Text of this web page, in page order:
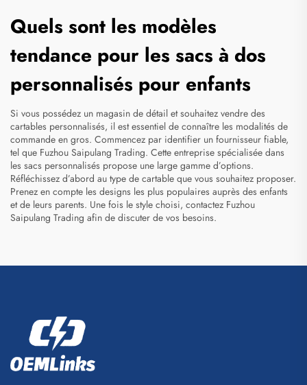
Quels sont les modèles
tendance pour les sacs à dos
personnalisés pour enfants
Si vous possédez un magasin de détail et souhaitez vendre des
cartables personnalisés, il est essentiel de connaître les modalités de
commande en gros. Commencez par identifier un fournisseur fiable,
tel que Fuzhou Saipulang Trading. Cette entreprise spécialisée dans
les sacs personnalisés propose une large gamme d’options.
Réfléchissez d’abord au type de cartable que vous souhaitez proposer.
Prenez en compte les designs les plus populaires auprès des enfants
et de leurs parents. Une fois le style choisi, contactez Fuzhou
Saipulang Trading afin de discuter de vos besoins.